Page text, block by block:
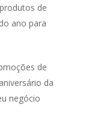
de
ano para
de
da
negócio